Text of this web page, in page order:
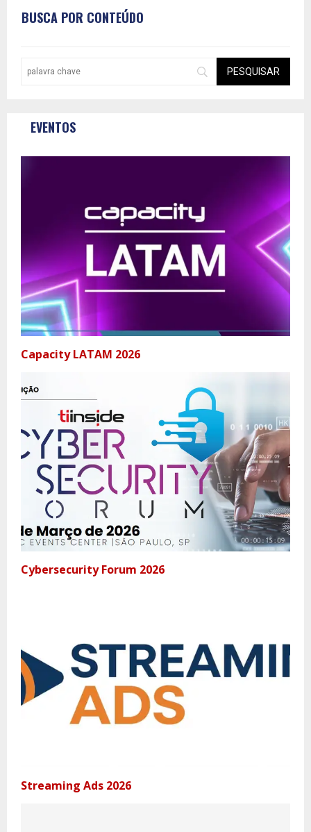
BUSCA POR CONTEÚDO
EVENTOS
Capacity LATAM 2026
Cybersecurity Forum 2026
Streaming Ads 2026